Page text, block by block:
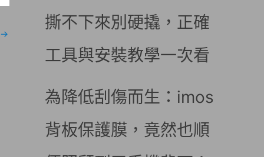
→
撕不下來別硬撬，正確
工具與安裝教學一次看
為降低刮傷而生：imos
背板保護膜，竟然也順